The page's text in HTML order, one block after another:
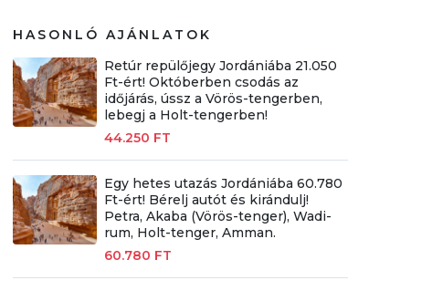
HASONLÓ AJÁNLATOK
Retúr repülőjegy Jordániába 21.050
Ft-ért! Októberben csodás az
időjárás, ússz a Vörös-tengerben,
lebegj a Holt-tengerben!
44.250 FT
Egy hetes utazás Jordániába 60.780
Ft-ért! Bérelj autót és kirándulj!
Petra, Akaba (Vörös-tenger), Wadi-
rum, Holt-tenger, Amman.
60.780 FT